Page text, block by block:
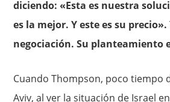
diciendo: «Esta es nuestra
es la mejor. Y este es su
negociación. Su planteamiento
Cuando Thompson, poco tiempo
Aviv, al ver la situación de Israel